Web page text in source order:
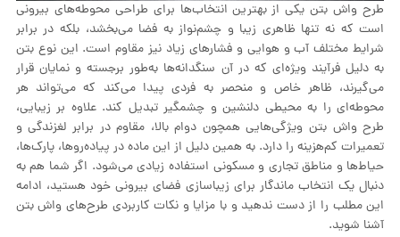
طرح‌ واش بتن یکی از بهترین انتخاب‌ها برای طراحی محوطه‌های بیرونی
است که نه تنها ظاهری زیبا و چشم‌نواز به فضا می‌بخشد، بلکه در برابر
شرایط مختلف آب و هوایی و فشارهای زیاد نیز مقاوم است. این نوع بتن
به دلیل فرآیند ویژه‌ای که در آن سنگدانه‌ها به‌طور برجسته و نمایان قرار
می‌گیرند، ظاهر خاص و منحصر به فردی پیدا می‌کند که می‌تواند هر
محوطه‌ای را به محیطی دلنشین و چشمگیر تبدیل کند. علاوه بر زیبایی،
طرح‌ واش بتن ویژگی‌هایی همچون دوام بالا، مقاوم در برابر لغزندگی و
تعمیرات کم‌هزینه را دارد. به همین دلیل از این ماده در پیاده‌روها، پارک‌ها،
حیاط‌ها و مناطق تجاری و مسکونی استفاده زیادی می‌شود. اگر شما هم به
دنبال یک انتخاب ماندگار برای زیباسازی فضای بیرونی خود هستید، ادامه
این مطلب را از دست ندهید و با مزایا و نکات کاربردی طرح‌های واش بتن
آشنا شوید.